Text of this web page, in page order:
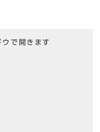
で開きます